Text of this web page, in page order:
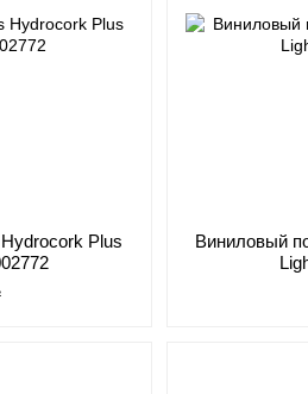
Plus
Виниловый